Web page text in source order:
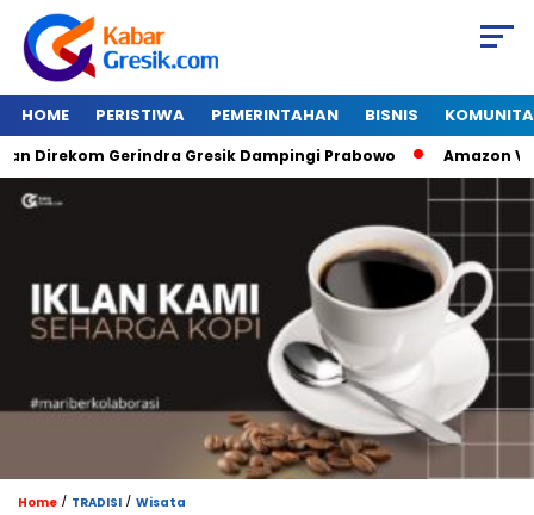
HOME PERISTIWA PEMERINTAHAN BISNIS
Gerindra Gresik Dampingi Prabowo Amazon Van
Home / TRADISI / Wisata